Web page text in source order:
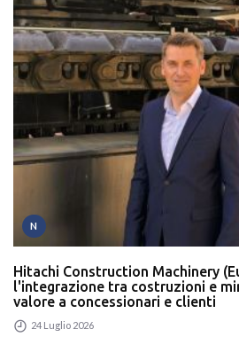
N
Hitachi Construction Machinery
l'integrazione tra costruzioni e
valore a concessionari e clienti
24 Luglio 2026